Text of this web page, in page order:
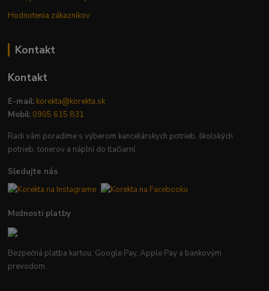
Hodnotenia zákazníkov
Kontakt
Kontakt
E-mail: korekta@korekta.sk
Mobil: 0905 615 831
Radi vám poradíme s výberom kancelárskych potrieb, školských
potrieb, tonerov a náplní do tlačiarní.
Sledujte nás
Možnosti platby
Bezpečná platba kartou, Google Pay, Apple Pay a bankovým
prevodom.